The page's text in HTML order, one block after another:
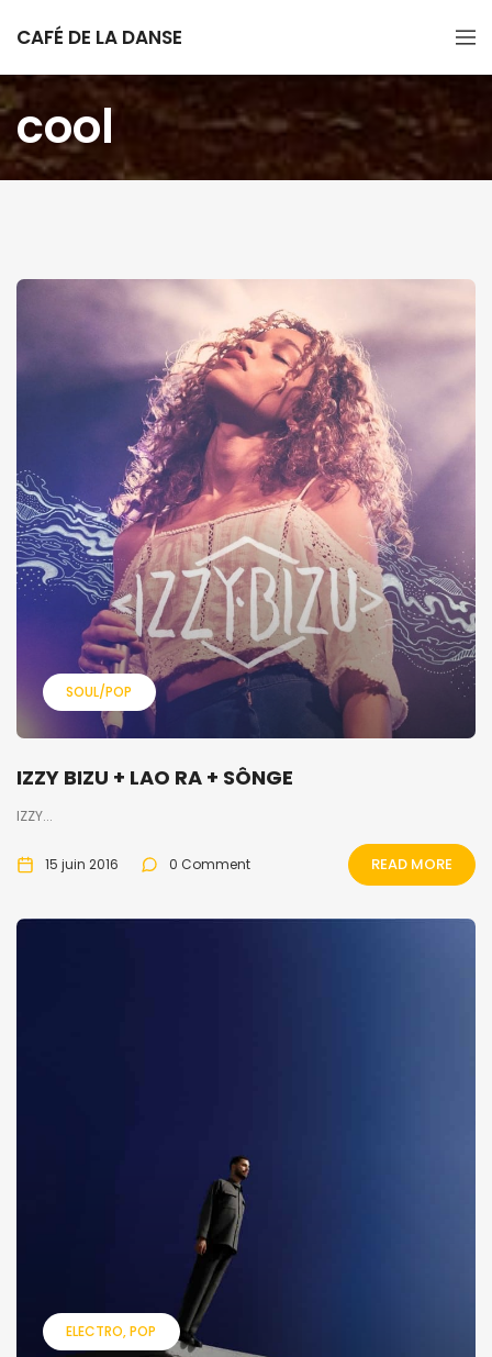
CAFÉ DE LA DANSE
cool
SOUL/POP
IZZY BIZU + LAO RA + SÔNGE
IZZY...
15 juin 2016 0 Comment READ MORE
ELECTRO POP